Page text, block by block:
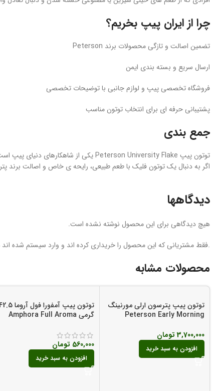
چرا از ایران‌ پیپ بخریم؟
تضمین اصالت و تازگی محصولات برند Peterson
ارسال سریع و بسته‌ بندی ایمن
فروشگاه تخصصی پیپ و لوازم جانبی با توضیحات تخصصی
پشتیبانی حرفه‌ ای برای انتخاب توتون مناسب
جمع‌ بندی
توتون پیپ Peterson University Flake یکی از شاهکارهای دنیای پیپ است؛ ترکیبی از ویرجینیای شیرین، برلی تلخ و ته‌ طعم میوه‌ ای آلو که تجربه‌ ای بی‌ نظیر و آرامش‌ بخش خلق می‌ کند.
اگر به دنبال یک توتون فلیک با طعم طبیعی، رایحه‌ ی خاص و اصالت برند
دیدگاهها
هیچ دیدگاهی برای این محصول نوشته نشده است.
.فقط مشتریانی که این محصول را خریداری کرده اند و وارد سیستم شده اند
محصولات مشابه
توتون پیپ پترسون ارلی مورنینگ
Peterson Early Morning
3,700,000 تومان
افزودن به سبد خرید
توتون پیپ آمفورا فول
گرمی Amphora Full Aroma
560,000 تومان
افزودن به سبد خرید